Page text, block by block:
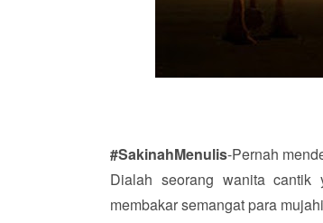
#SakinahMenulis-Pernah
Dialah seorang wanita cantik
membakar semangat para